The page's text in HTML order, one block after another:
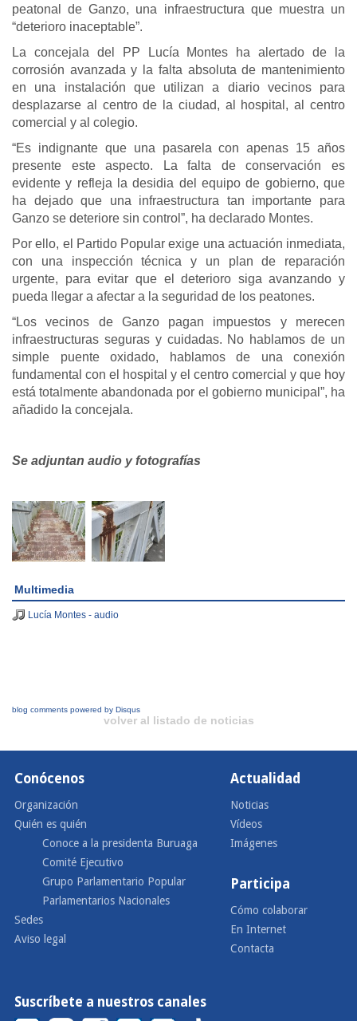
peatonal de Ganzo, una infraestructura que muestra un
“deterioro inaceptable”.
La concejala del PP Lucía Montes ha alertado de la
corrosión avanzada y la falta absoluta de mantenimiento
en una instalación que utilizan a diario vecinos para
desplazarse al centro de la ciudad, al hospital, al centro
comercial y al colegio.
“Es indignante que una pasarela con apenas 15 años
presente este aspecto. La falta de conservación es
evidente y refleja la desidia del equipo de gobierno, que
ha dejado que una infraestructura tan importante para
Ganzo se deteriore sin control”, ha declarado Montes.
Por ello, el Partido Popular exige una actuación inmediata,
con una inspección técnica y un plan de reparación
urgente, para evitar que el deterioro siga avanzando y
pueda llegar a afectar a la seguridad de los peatones.
“Los vecinos de Ganzo pagan impuestos y merecen
infraestructuras seguras y cuidadas. No hablamos de un
simple puente oxidado, hablamos de una conexión
fundamental con el hospital y el centro comercial y que hoy
está totalmente abandonada por el gobierno municipal”, ha
añadido la concejala.
Se adjuntan audio y fotografías
Multimedia
Lucía Montes - audio
blog comments powered by Disqus
volver al listado de noticias
Conócenos
Organización
Quién es quién
Conoce a la presidenta Buruaga
Comité Ejecutivo
Grupo Parlamentario Popular
Parlamentarios Nacionales
Sedes
Aviso legal
Actualidad
Noticias
Vídeos
Imágenes
Participa
Cómo colaborar
En Internet
Contacta
Suscríbete a nuestros canales